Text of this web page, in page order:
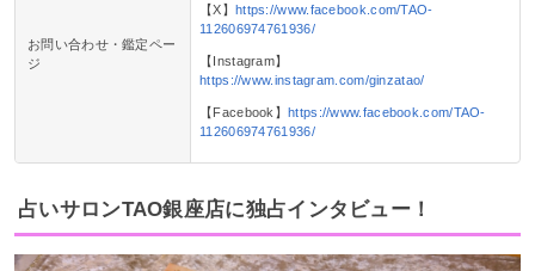
お問い合わせ・鑑定ペー
ジ
【X】 https://www.facebook.com/TAO-
112606974761936/
【Instagram】
https://www.instagram.com/ginzatao/
【Facebook】 https://www.facebook.com/TAO-
112606974761936/
占いサロンTAO銀座店に独占インタビュー！